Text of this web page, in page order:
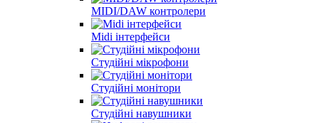
MIDI/DAW контролери
Midi інтерфейси
Студійні мікрофони
Студійні монітори
Студійні навушники